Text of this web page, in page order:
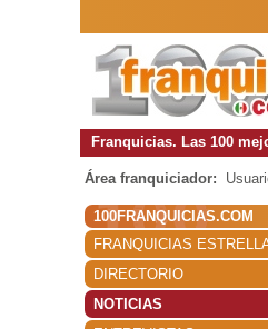
Franquicias. Las 100
Área franquiciador:
100FRANQUICIAS.COM
FRANQUICIAS
DIRECTORIO
NOTICIAS